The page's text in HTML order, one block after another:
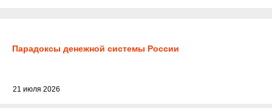
Парадоксы денежной системы России
21 июля 2026